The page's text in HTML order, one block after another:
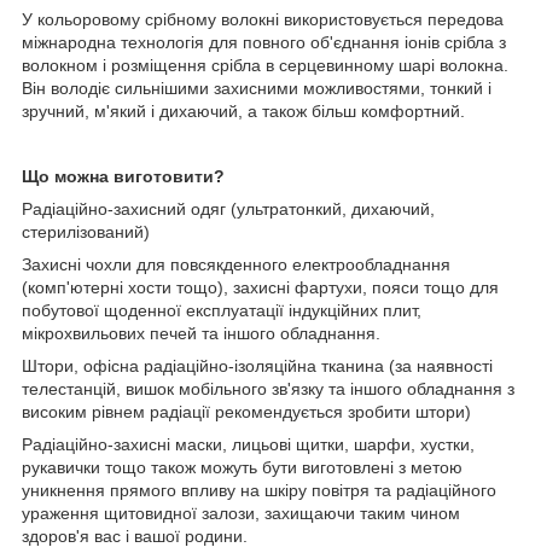
У кольоровому срібному волокні використовується передова
міжнародна технологія для повного об'єднання іонів срібла з
волокном і розміщення срібла в серцевинному шарі волокна.
Він володіє сильнішими захисними можливостями, тонкий і
зручний, м'який і дихаючий, а також більш комфортний.
Що можна виготовити?
Радіаційно-захисний одяг (ультратонкий, дихаючий,
стерилізований)
Захисні чохли для повсякденного електрообладнання
(комп'ютерні хости тощо), захисні фартухи, пояси тощо для
побутової щоденної експлуатації індукційних плит,
мікрохвильових печей та іншого обладнання.
Штори, офісна радіаційно-ізоляційна тканина (за наявності
телестанцій, вишок мобільного зв'язку та іншого обладнання з
високим рівнем радіації рекомендується зробити штори)
Радіаційно-захисні маски, лицьові щитки, шарфи, хустки,
рукавички тощо також можуть бути виготовлені з метою
уникнення прямого впливу на шкіру повітря та радіаційного
ураження щитовидної залози, захищаючи таким чином
здоров'я вас і вашої родини.